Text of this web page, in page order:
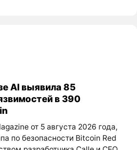
AI выявила 85
в 390
от 5 августа 2026 года,
по безопасности Bitcoin Red